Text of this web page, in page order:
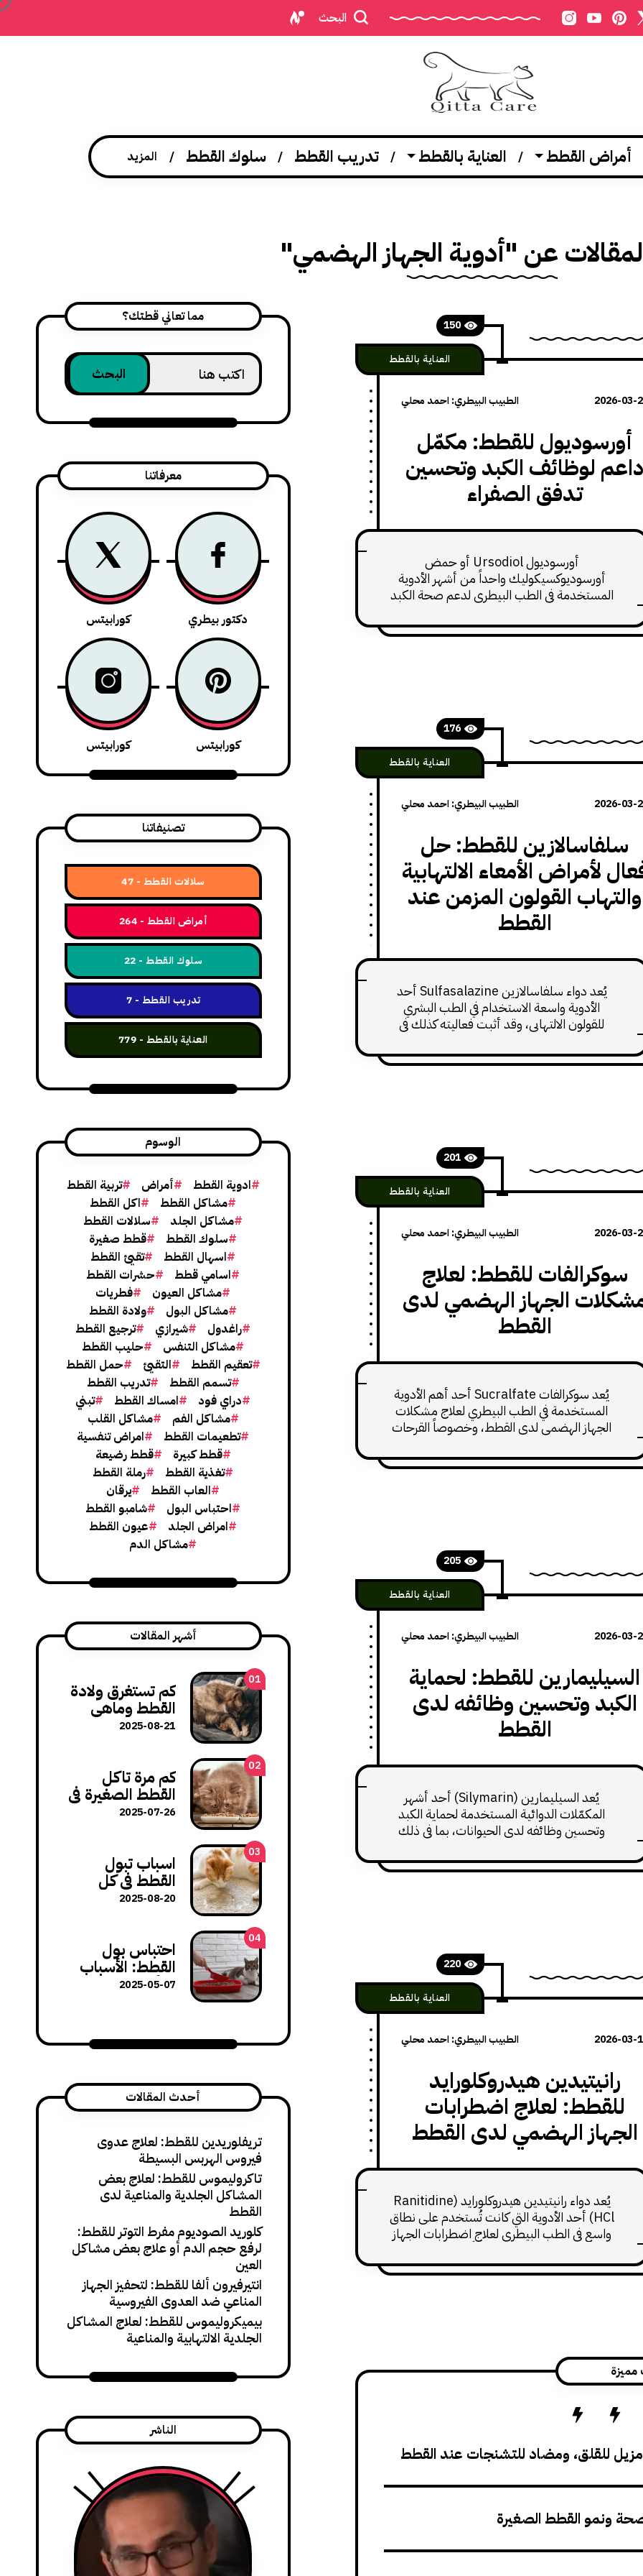
البحث
أمراض القطط العناية بالقطط تدريب القطط سلوك القطط المزيد
عن "أدوية الجهاز الهضمي"
150
العناية بالقطط
2026-03- الطبيب البيطري: احمد محلي
أورسوديول للقطط: مكمّل
لوظائف الكبد وتحسين
تدفق الصفراء
أورسوديول Ursodiol أو حمض
أورسوديوكسيكوليك واحداً من أشهر الأدوية
المستخدمة في الطب البيطري لدعم صحة الكبد
الأورسوديول حمض صفراوي طبيعي يتم
176
العناية بالقطط
2026-03- الطبيب البيطري: احمد محلي
سلفاسالازين للقطط: حل
لأمراض الأمعاء الالتهابية
والتهاب القولون المزمن عند
القطط
يُعد دواء سلفاسالازين Sulfasalazine أحد
الأدوية واسعة الاستخدام في الطب البشري
للقولون الالتهابي، وقد أثبت فعاليته كذلك في
أمراض الأمعاء الالتهابية، والتهاب القولون
201
العناية بالقطط
2026-03- الطبيب البيطري: احمد محلي
سوكرالفات للقطط: لعلاج
الجهاز الهضمي لدى
القطط
يُعد سوكرالفات Sucralfate أحد أهم الأدوية
المستخدمة في الطب البيطري لعلاج مشكلات
الجهاز الهضمي لدى القطط، وخصوصاً القرحات
فريدة تعتمد على الحماية الموضعية بدلاً من
205
العناية بالقطط
2026-03- الطبيب البيطري: احمد محلي
السيليمارين للقطط: لحماية
الكبد وتحسين وظائفه لدى
القطط
يُعد السيليمارين (Silymarin) أحد أشهر
المكمّلات الدوائية المستخدمة لحماية الكبد
وتحسين وظائفه لدى الحيوانات، بما في ذلك
من نبات حليب الشوك (Milk Thistle)، ويشتهر
220
العناية بالقطط
2026-03- الطبيب البيطري: احمد محلي
رانيتيدين هيدروكلورايد
للقطط: لعلاج اضطرابات
الجهاز الهضمي لدى القطط
يُعد دواء رانيتيدين هيدروكلورايد (Ranitidine
HCl) أحد الأدوية التي كانت تُستخدم على نطاق
واسع في الطب البيطري لعلاج اضطرابات الجهاز
بزيادة إفراز حمض المعدة أو تأخر حركة الجهاز
مميزة
للقلق، ومضاد للتشنجات عند القطط
ونمو القطط الصغيرة
مما تعاني قطتك؟
معرفاتنا
دكتور بيطري كورابيتس
كورابيتس كورابيتس
تصنيفاتنا
سلالات القطط 47
أمراض القطط 264
سلوك القطط 22
تدريب القطط 7
العناية بالقطط 779
الوسوم
ادوية القطط أمراض
تربية القطط
مشاكل القطط
اكل القطط
مشاكل الجلد
سلالات القطط
سلوك القطط
قطط صغيرة
اسهال القطط
تقيئ القطط
اسامي قطط
حشرات القطط
مشاكل العيون
فطريات
مشاكل البول
ولادة القطط
راغدول
شيرازي
ترجيع القطط
مشاكل التنفس
حليب القطط
تعقيم القطط
التقيئ
حمل القطط
تسمم القطط
تدريب القطط
دراي فود
امساك القطط
تبني
مشاكل الفم
مشاكل القلب
تطعيمات القطط
امراض تنفسية
قطط كبيرة
قطط رضيعة
تغذية القطط
رملة القطط
العاب القطط
يرقان
احتباس البول
شامبو القطط
امراض الجلد
عيون القطط
مشاكل الدم
أشهر المقالات
01 كم تستغرق ولادة
القطط وماهي
مشاكل الولادة
2025-08-21
02 كم مرة تاكل
القطط الصغيرة في
اليوم: عدد
2025-07-26
03 اسباب تبول
القطط في كل
مكان في المنزل
2025-08-20
04 احتباس بول
القطط: الأسباب
والأعراض وطرق
2025-05-07
أحدث المقالات
تريفلوريدين للقطط: لعلاج عدوى
فيروس الهربس البسيطة
تاكروليموس للقطط: لعلاج بعض
المشاكل الجلدية والمناعية لدى
القطط
كلوريد الصوديوم مفرط التوتر للقطط:
لرفع حجم الدم أو علاج بعض مشاكل
العين
انتيرفيرون ألفا للقطط: لتحفيز الجهاز
المناعي ضد العدوى الفيروسية
بيميكروليموس للقطط: لعلاج المشاكل
الجلدية الالتهابية والمناعية
الناشر